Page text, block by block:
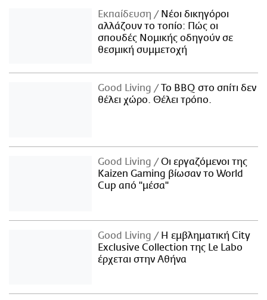
Εκπαίδευση
Νέοι δικηγόροι
αλλάζουν το τοπίο: Πώς οι
σπουδές Νομικής οδηγούν σε
θεσμική συμμετοχή
Good Living
Το BBQ στο σπίτι δεν
θέλει χώρο. Θέλει τρόπο.
Good Living
Οι εργαζόμενοι της
Kaizen Gaming βίωσαν το World
Cup από "μέσα"
Good Living
Η εμβληματική City
Exclusive Collection της Le Labo
έρχεται στην Αθήνα